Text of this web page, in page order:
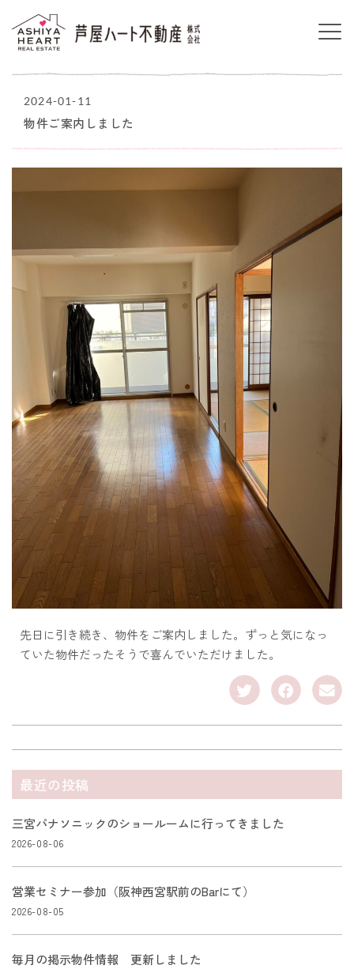
2024-01-11
物件ご案内しました
先日に引き続き、物件をご案内しました。ずっと気になっ
ていた物件だったそうで喜んでいただけました。
最近の投稿
三宮パナソニックのショールームに行ってきました
2026-08-06
営業セミナー参加（阪神西宮駅前のBarにて）
2026-08-05
毎月の掲示物件情報 更新しました